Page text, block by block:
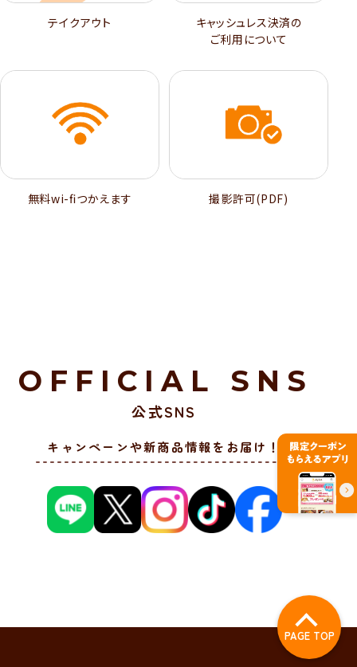
テイクアウト
キャッシュレス決済の
ご利用について
無料wi-ﬁつかえます 撮影許可(PDF)
OFFICIAL SNS
公式SNS
キャンペーンや新商品情報をお届け！
PAGE TOP